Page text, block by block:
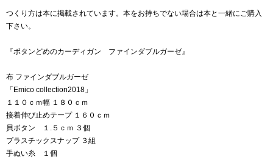
つくり方は本に掲載されています。本をお持ちでない場合は本と一緒にご購入
下さい。
『ボタンどめのカーディガン ファインダブルガーゼ』
布 ファインダブルガーゼ
「Emico collection2018」
１１０ｃｍ幅 １８０ｃｍ
接着伸び止めテープ １６０ｃｍ
貝ボタン １.５ｃｍ ３個
プラスチックスナップ ３組
手ぬい糸 １個